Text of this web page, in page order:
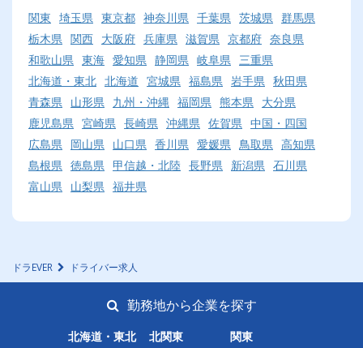
関東 埼玉県 東京都 神奈川県 千葉県 茨城県 群馬県
栃木県 関西 大阪府 兵庫県 滋賀県 京都府 奈良県
和歌山県 東海 愛知県 静岡県 岐阜県 三重県
北海道・東北 北海道 宮城県 福島県 岩手県 秋田県
青森県 山形県 九州・沖縄 福岡県 熊本県 大分県
鹿児島県 宮崎県 長崎県 沖縄県 佐賀県 中国・四国
広島県 岡山県 山口県 香川県 愛媛県 鳥取県 高知県
島根県 徳島県 甲信越・北陸 長野県 新潟県 石川県
富山県 山梨県 福井県
ドラEVER ドライバー求人
勤務地から企業を探す
北海道・東北 北関東 関東